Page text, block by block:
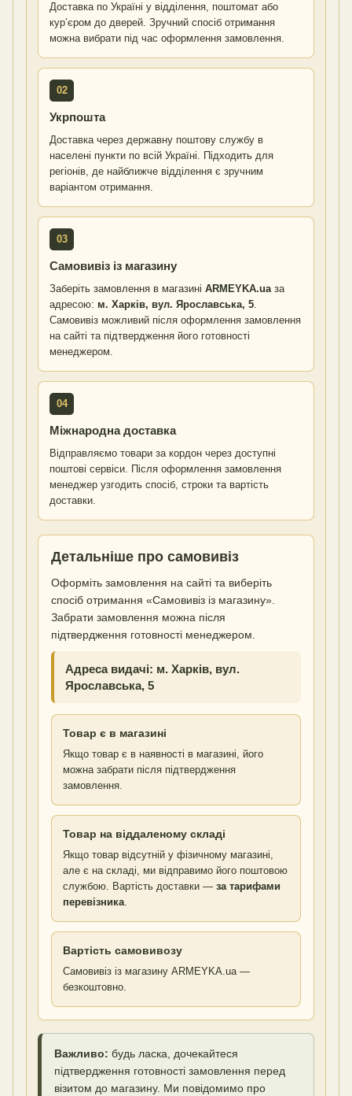
Доставка по Україні у відділення, поштомат або
кур’єром до дверей. Зручний спосіб отримання
можна вибрати під час оформлення замовлення.
02
Укрпошта
Доставка через державну поштову службу в
населені пункти по всій Україні. Підходить для
регіонів, де найближче відділення є зручним
варіантом отримання.
03
Самовивіз із магазину
Заберіть замовлення в магазині ARMEYKA.uaза
адресою: м. Харків, вул. Ярославська, 5.
Самовивіз можливий після оформлення замовлення
на сайті та підтвердження його готовності
менеджером.
04
Міжнародна доставка
Відправляємо товари за кордон через доступні
поштові сервіси. Після оформлення замовлення
менеджер узгодить спосіб, строки та вартість
доставки.
Детальніше про самовивіз
Оформіть замовлення на сайті та виберіть
спосіб отримання «Самовивіз із магазину».
Забрати замовлення можна після
підтвердження готовності менеджером.
Адреса видачі: м. Харків, вул.
Ярославська, 5
Товар є в магазині
Якщо товар є в наявності в магазині, його
можна забрати після підтвердження
замовлення.
Товар на віддаленому складі
Якщо товар відсутній у фізичному магазині,
але є на складі, ми відправимо його поштовою
службою. Вартість доставки — за тарифами
перевізника.
Вартість самовивозу
Самовивіз із магазину ARMEYKA.ua —
безкоштовно.
Важливо: будь ласка, дочекайтеся
підтвердження готовності замовлення перед
візитом до магазину. Ми повідомимо про